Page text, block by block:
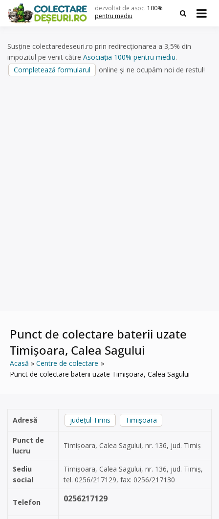
content
dezvoltat de asoc. 100%
pentru mediu
Susține colectaredeseuri.ro prin redirecționarea a 3,5% din
impozitul pe venit către Asociația 100% pentru mediu.
Completează formularul
online și ne ocupăm noi de restul!
Punct de colectare baterii uzate
Timișoara, Calea Sagului
Acasă
Centre de colectare
Punct de colectare baterii uzate Timișoara, Calea Sagului
Adresă județul Timis Timișoara
Punct de
lucru
Timișoara, Calea Sagului, nr. 136, jud. Timiș
Sediu
social
Timișoara, Calea Sagului, nr. 136, jud. Timiș,
tel. 0256/217129, fax: 0256/217130
Telefon 0256217129